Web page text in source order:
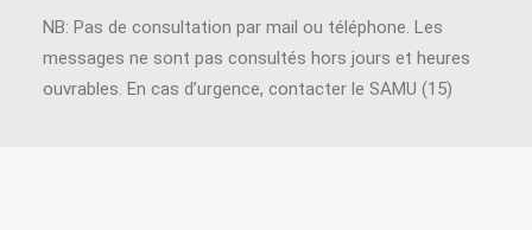
NB: Pas de consultation par mail ou téléphone. Les
messages ne sont pas consultés hors jours et heures
ouvrables. En cas d’urgence, contacter le SAMU (15)